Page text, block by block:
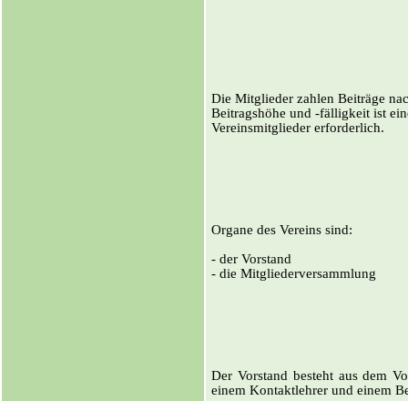
Die Mitglieder zahlen Beiträge
Beitragshöhe und ‑fälligkeit ist
Vereinsmitglieder erforderlich.
Organe des Vereins sind:
- der Vorstand
- die Mitgliederversammlung
Der Vorstand besteht aus dem
einem Kontaktlehrer und einem